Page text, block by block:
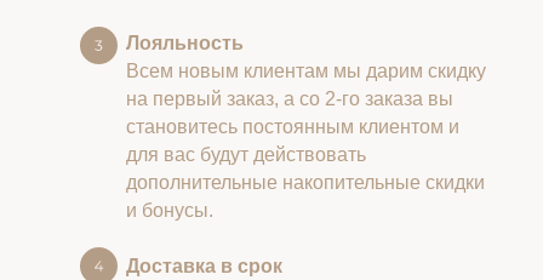
Лояльность
Всем новым клиентам мы дарим скидку
на первый заказ, а со 2-го заказа вы
становитесь постоянным клиентом и
для вас будут действовать
дополнительные накопительные скидки
и бонусы.
Доставка в срок